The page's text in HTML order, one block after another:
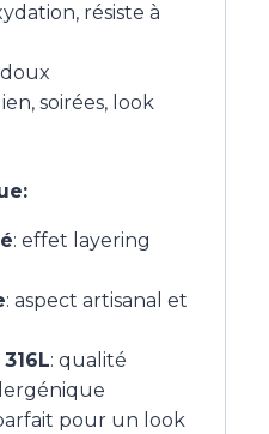
résiste à
soirées, look
: effet layering
: aspect artisanal et
: qualité
pour un look